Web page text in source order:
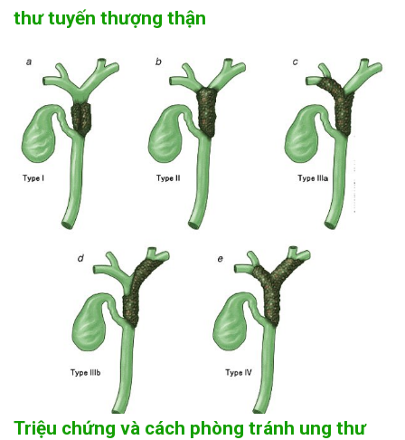
thư tuyến thượng thận
Triệu chứng và cách phòng tránh ung thư